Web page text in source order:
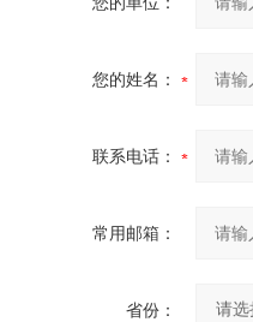
您的姓名：
联系电话：
常用邮箱：
省份：